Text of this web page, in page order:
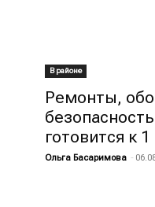
В районе
Ремонты,
готовится к
Ольга Басаримова -